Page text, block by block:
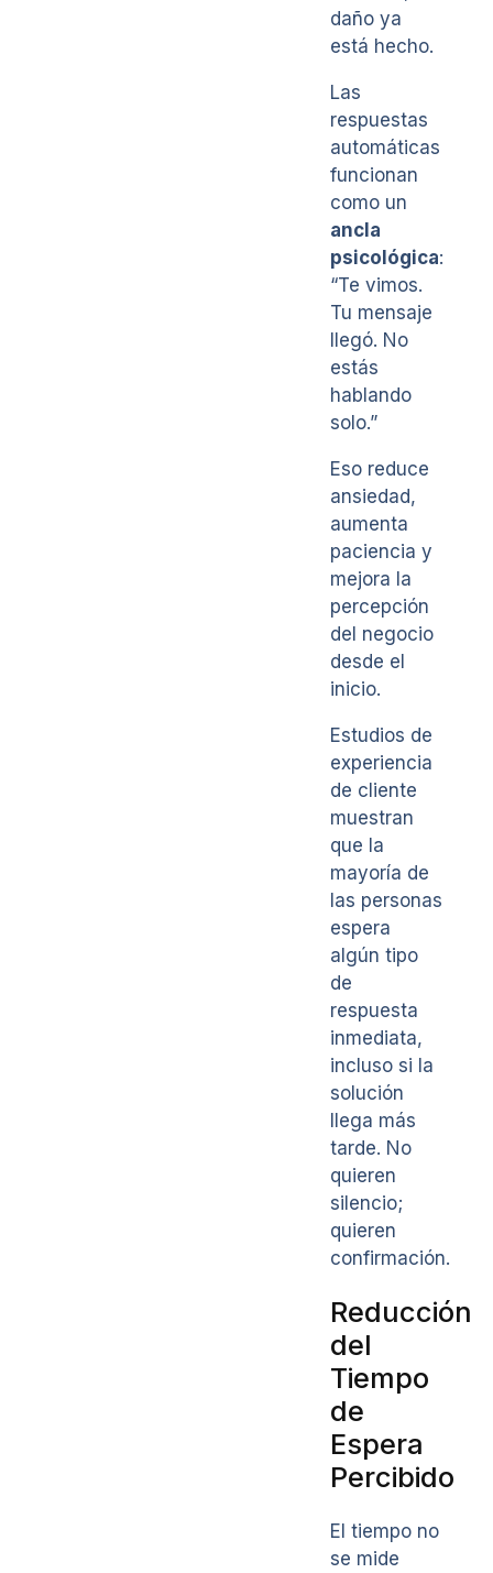
daño ya
está hecho.
Las
respuestas
automáticas
funcionan
como un
ancla
psicológica:
“Te vimos.
Tu mensaje
llegó. No
estás
hablando
solo.”
Eso reduce
ansiedad,
aumenta
paciencia y
mejora la
percepción
del negocio
desde el
inicio.
Estudios de
experiencia
de cliente
muestran
que la
mayoría de
las personas
espera
algún tipo
de
respuesta
inmediata,
incluso si la
solución
llega más
tarde. No
quieren
silencio;
quieren
confirmación.
Reducción
del
Tiempo
de
Espera
Percibido
El tiempo no
se mide